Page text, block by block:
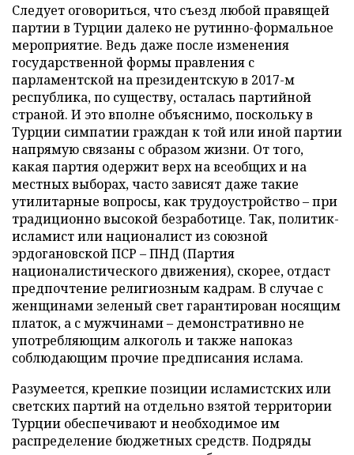
Следует оговориться, что съезд любой правящей
партии в Турции далеко не рутинно-формальное
мероприятие. Ведь даже после изменения
государственной формы правления с
парламентской на президентскую в 2017-м
республика, по существу, осталась партийной
страной. И это вполне объяснимо, поскольку в
Турции симпатии граждан к той или иной партии
напрямую связаны с образом жизни. От того,
какая партия одержит верх на всеобщих и на
местных выборах, часто зависят даже такие
утилитарные вопросы, как трудоустройство – при
традиционно высокой безработице. Так, политик-
исламист или националист из союзной
эрдогановской ПСР – ПНД (Партия
националистического движения), скорее, отдаст
предпочтение религиозным кадрам. В случае с
женщинами зеленый свет гарантирован носящим
платок, а с мужчинами – демонстративно не
употребляющим алкоголь и также напоказ
соблюдающим прочие предписания ислама.
Разумеется, крепкие позиции исламистских или
светских партий на отдельно взятой территории
Турции обеспечивают и необходимое им
распределение бюджетных средств. Подряды